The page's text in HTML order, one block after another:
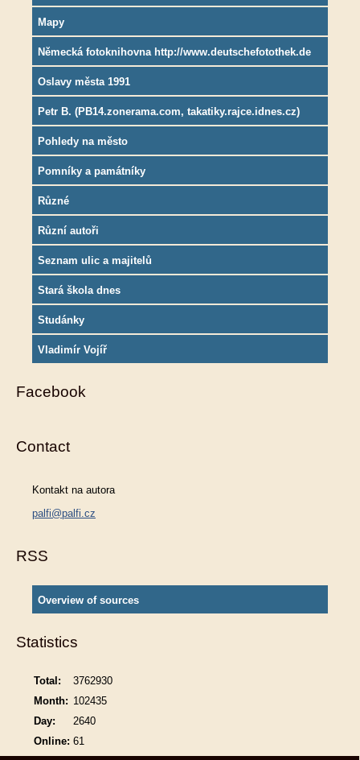
Mapy
Německá fotoknihovna http://www.deutschefotothek.de
Oslavy města 1991
Petr B. (PB14.zonerama.com, takatiky.rajce.idnes.cz)
Pohledy na město
Pomníky a památníky
Různé
Různí autoři
Seznam ulic a majitelů
Stará škola dnes
Studánky
Vladimír Vojíř
Facebook
Contact
Kontakt na autora
palfi@palfi.cz
RSS
Overview of sources
Statistics
Online: 61
Total:
3762930
Month: 102435
Day:
2640